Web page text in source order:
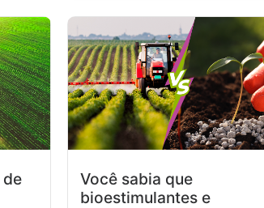
de
Você sabia que
bioestimulantes e